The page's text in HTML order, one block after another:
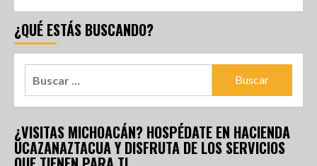
¿QUÉ ESTÁS BUSCANDO?
¿VISITAS MICHOACÁN? HOSPÉDATE EN HACIENDA
UCAZANAZTACUA Y DISFRUTA DE LOS SERVICIOS